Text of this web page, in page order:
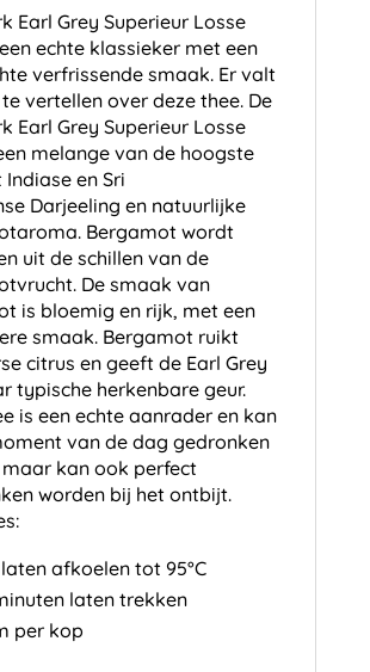
Earl Grey Superieur Losse
echte klassieker met een
verfrissende smaak. Er valt
vertellen over deze thee. De
Earl Grey Superieur Losse
melange van de hoogste
en Sri
Darjeeling en natuurlijke
Bergamot wordt
uit de schillen van de
De smaak van
is bloemig en rijk, met een
smaak. Bergamot ruikt
citrus en geeft de Earl Grey
typische herkenbare geur.
is een echte aanrader en kan
van de dag gedronken
kan ook perfect
worden bij het ontbijt.
afkoelen tot 95°C
laten trekken
per kop